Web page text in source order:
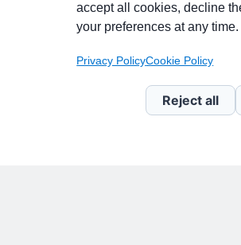
Pagina Linkedin
Newsletter Linkedin
accept all cookies, decline
your preferences at any time.
Privacy PolicyCookie Policy
Reject all